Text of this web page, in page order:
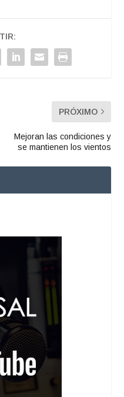
PRÓXIMO
Mejoran las condiciones y
se mantienen los vientos